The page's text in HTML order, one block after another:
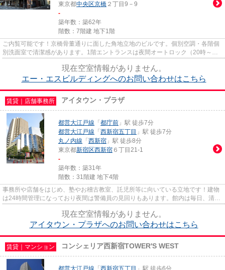
東京都中央区京橋 ２丁目9－9
-
築年数：築62年
階数：7階建 地下1階
ご内覧可能です！京橋骨董通りに面した角地立地のビルです。個別空調・各階個
別洗面室で清潔感があります。1階エントランスは夜間オートロック（20時～翌
現在空室情報がありません。
エー・エスビルディングへのお問い合わせはこちら
賃貸｜店舗事務所 アイタウン・プラザ
都営大江戸線 「 都庁前 」駅 徒歩7分
都営大江戸線 「 西新宿五丁目 」駅 徒歩7分
丸ノ内線 「 西新宿 」駅 徒歩8分
東京都新宿区西新宿 ６丁目21-1
-
築年数：築31年
階数：31階建 地下4階
事務所や店舗をはじめ、塾やお稽古教室、託児所等に向いている立地です！建物
は24時間管理になっており夜間は警備員の見回りもあります。館内は毎日、清掃
現在空室情報がありません。
アイタウン・プラザへのお問い合わせはこちら
賃貸｜マンション コンシェリア西新宿TOWER'S WEST